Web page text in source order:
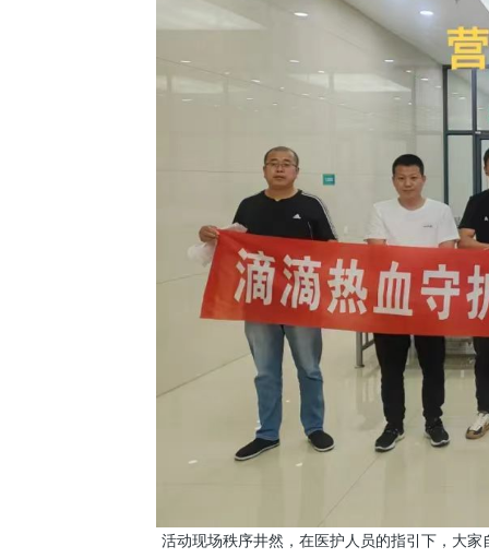
活动现场秩序井然， 在医护人员的指引下，大家